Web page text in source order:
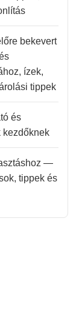
bekevert
ízek,
tippek
és
kezdőknek
—
tippek és